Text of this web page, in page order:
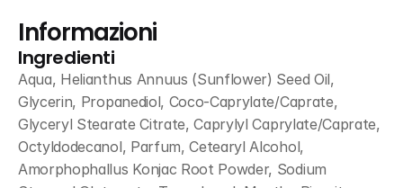
Informazioni
Ingredienti
Aqua, Helianthus Annuus (Sunflower) Seed Oil,
Glycerin, Propanediol, Coco-Caprylate/Caprate,
Glyceryl Stearate Citrate, Caprylyl Caprylate/Caprate,
Octyldodecanol, Parfum, Cetearyl Alcohol,
Amorphophallus Konjac Root Powder, Sodium